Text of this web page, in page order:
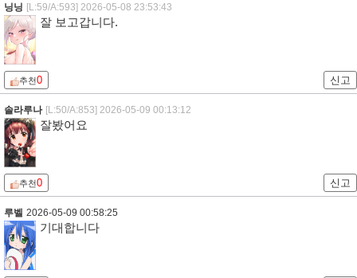
닝닝 [L:59/A:593] 2026-05-08 23:53:43
잘 보고갑니다.
추천0 신고
솔라루나 [L:50/A:853] 2026-05-09 00:13:12
잘봤어요
추천0 신고
루벨 2026-05-09 00:58:25
기대합니다